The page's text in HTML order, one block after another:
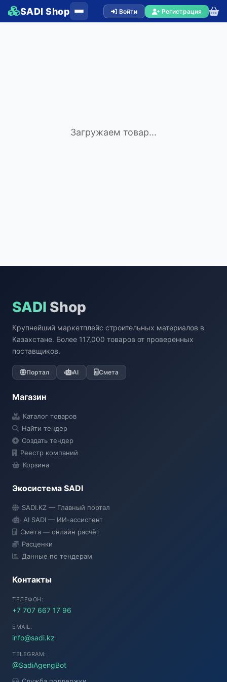
SADI Shop Войти Регистрация
Загружаем товар...
SADI Shop
Крупнейший маркетплейс строительных материалов в
Казахстане. Более 117,000 товаров от проверенных
поставщиков.
Портал AI Смета
Магазин
Каталог товаров
Найти тендер
Создать тендер
Реестр компаний
Корзина
Экосистема SADI
SADI.KZ — Главный портал
AI SADI — ИИ-ассистент
Смета — онлайн расчёт
Расценки
Данные по тендерам
Контакты
ТЕЛЕФОН:
+7 707 667 17 96
EMAIL:
info@sadi.kz
TELEGRAM:
@SadiAgengBot
● Подключение...